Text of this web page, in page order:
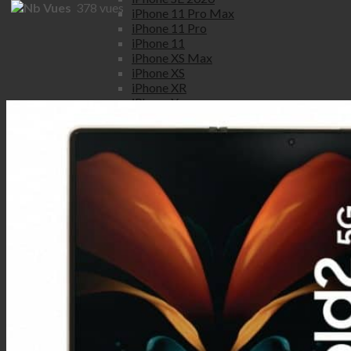
iPhone 11 Pro Max
iPhone 11 Pro
iPhone 11
iPhone XS Max
iPhone XS
iPhone XR
iPhone X
iPhone 8
iPhone 7
iPhone SE
iPhone 6S Plus
iPhone 6S
iPhone 6 Plus
iPhone 6
iPhone 5S
iPhone 5C
iPhone 5
iPhone 4S
iPhone 4
Honor view
378 vues